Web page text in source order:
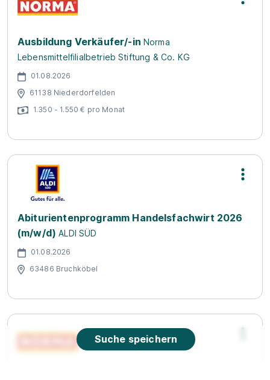
Ausbildung Verkäufer/-in Norma
Lebensmittelfilialbetrieb Stiftung & Co. KG
01.08.2026
61138 Niederdorfelden
1.350 - 1.550 € pro Monat
Abiturientenprogramm Handelsfachwirt 2026
(m/w/d) ALDI SÜD
01.08.2026
63486 Bruchköbel
Suche speichern